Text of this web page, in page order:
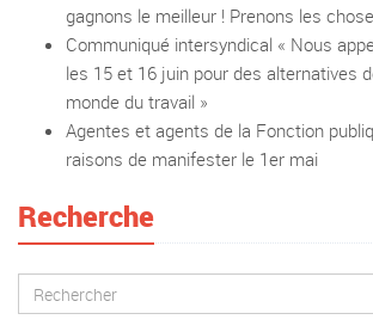
gagnons le meilleur ! Prenons les
Communiqué intersyndical « Nous
les 15 et 16 juin pour des alternatives
monde du travail »
Agentes et agents de la Fonction
raisons de manifester le 1er mai
Recherche